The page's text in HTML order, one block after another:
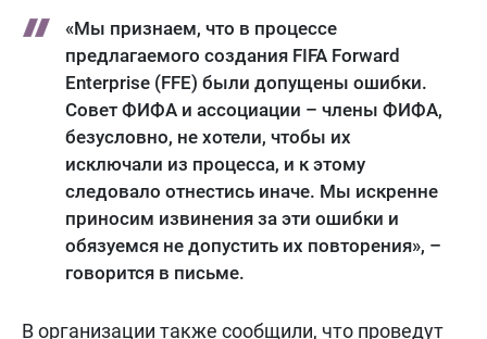
«Мы признаем, что в процессе
предлагаемого создания FIFA Forward
Enterprise (FFE) были допущены ошибки.
Совет ФИФА и ассоциации – члены ФИФА,
безусловно, не хотели, чтобы их
исключали из процесса, и к этому
следовало отнестись иначе. Мы искренне
приносим извинения за эти ошибки и
обязуемся не допустить их повторения», –
говорится в письме.
В организации также сообщили, что проведут